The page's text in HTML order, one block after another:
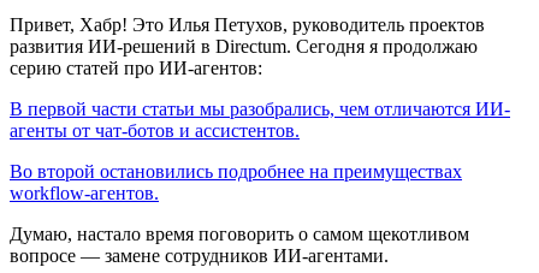
Привет, Хабр! Это Илья Петухов, руководитель проектов
развития ИИ-решений в Directum. Сегодня я продолжаю
серию статей про ИИ-агентов:
В первой части статьи мы разобрались, чем отличаются ИИ-
агенты от чат-ботов и ассистентов.
Во второй остановились подробнее на преимуществах
workflow-агентов.
Думаю, настало время поговорить о самом щекотливом
вопросе — замене сотрудников ИИ-агентами.